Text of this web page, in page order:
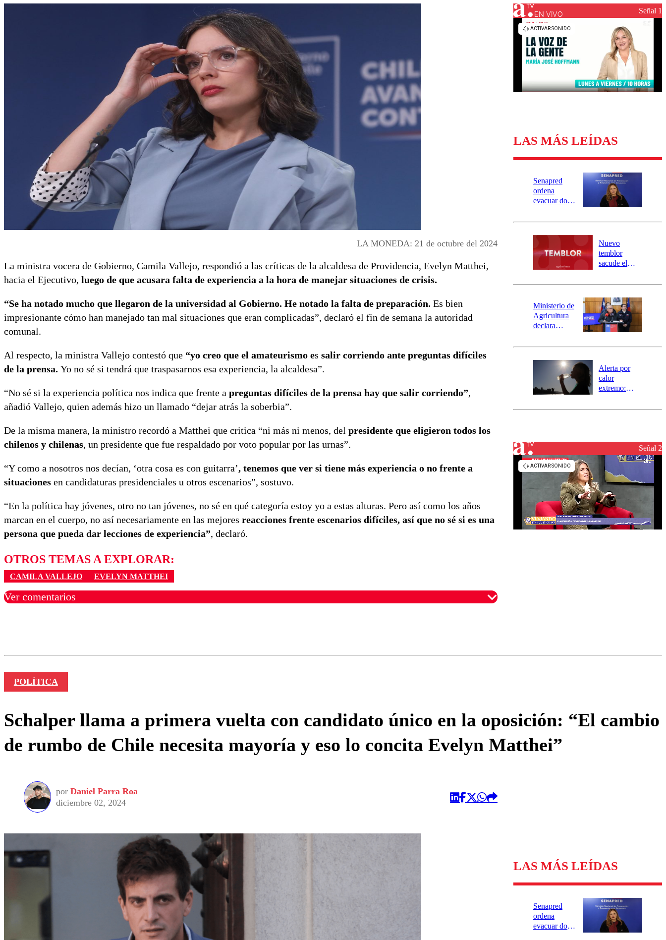
Universidad de Chile
Sustentabilidad
LA MONEDA: 21 de octubre del 2024
La ministra vocera de Gobierno, Camila Vallejo, respondió a las críticas de la alcaldesa de Providencia, Evelyn Matthei,
hacia el Ejecutivo, luego de que acusara falta de experiencia a la hora de manejar situaciones de crisis.
“Se ha notado mucho que llegaron de la universidad al Gobierno. He notado la falta de preparación. Es bien
impresionante cómo han manejado tan mal situaciones que eran complicadas”, declaró el fin de semana la autoridad
comunal.
Al respecto, la ministra Vallejo contestó que “yo creo que el amateurismo es salir corriendo ante preguntas difíciles
de la prensa. Yo no sé si tendrá que traspasarnos esa experiencia, la alcaldesa”.
“No sé si la experiencia política nos indica que frente a preguntas difíciles de la prensa hay que salir corriendo”,
añadió Vallejo, quien además hizo un llamado “dejar atrás la soberbia”.
De la misma manera, la ministro recordó a Matthei que critica “ni más ni menos, del presidente que eligieron todos los
chilenos y chilenas, un presidente que fue respaldado por voto popular por las urnas”.
“Y como a nosotros nos decían, ‘otra cosa es con guitarra’, tenemos que ver si tiene más experiencia o no frente a
situaciones en candidaturas presidenciales u otros escenarios”, sostuvo.
“En la política hay jóvenes, otro no tan jóvenes, no sé en qué categoría estoy yo a estas alturas. Pero así como los años
marcan en el cuerpo, no así necesariamente en las mejores reacciones frente escenarios difíciles, así que no sé si es una
persona que pueda dar lecciones de experiencia”, declaró.
OTROS TEMAS A EXPLORAR:
CAMILA VALLEJO EVELYN MATTHEI
Ver comentarios
EN VIVO Señal 1
LAS MÁS LEÍDAS
Senapred
ordena
evacuar dos
Carahue por
río Damas:
activa
mensajería
SAE
Nuevo
temblor
sacude el
revisa la
epicentro
Ministerio de
Agricultura
declara
agrícola para
Alerta por
calor
extremo:
activa Alerta
Señal 2
POLÍTICA
Schalper llama a primera vuelta con candidato único en la oposición: “El cambio
de rumbo de Chile necesita mayoría y eso lo concita Evelyn Matthei”
por Daniel Parra Roa
diciembre 02, 2024
LAS MÁS LEÍDAS
Senapred
ordena
evacuar dos